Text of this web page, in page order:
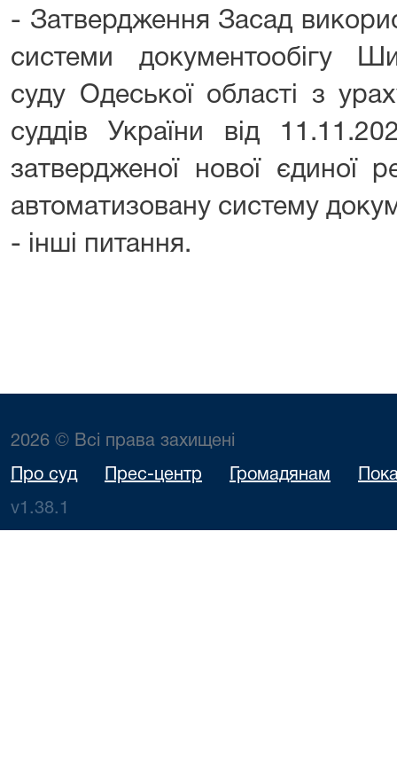
- Затвердження Засад
системи документообігу
суду Одеської області з
суддів України від
затвердженої нової єдиної
автоматизовану систему
- інші питання.
2026 © Всі права захищені
Про суд Прес-центр Громадянам
v1.38.1